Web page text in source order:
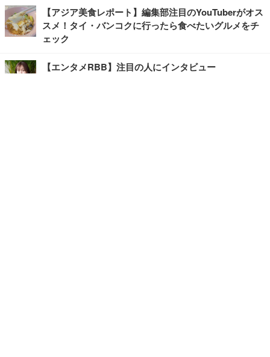
【アジア美食レポート】編集部注目のYouTuberがオス
スメ！タイ・バンコクに行ったら食べたいグルメをチ
ェック
【エンタメRBB】注目の人にインタビュー